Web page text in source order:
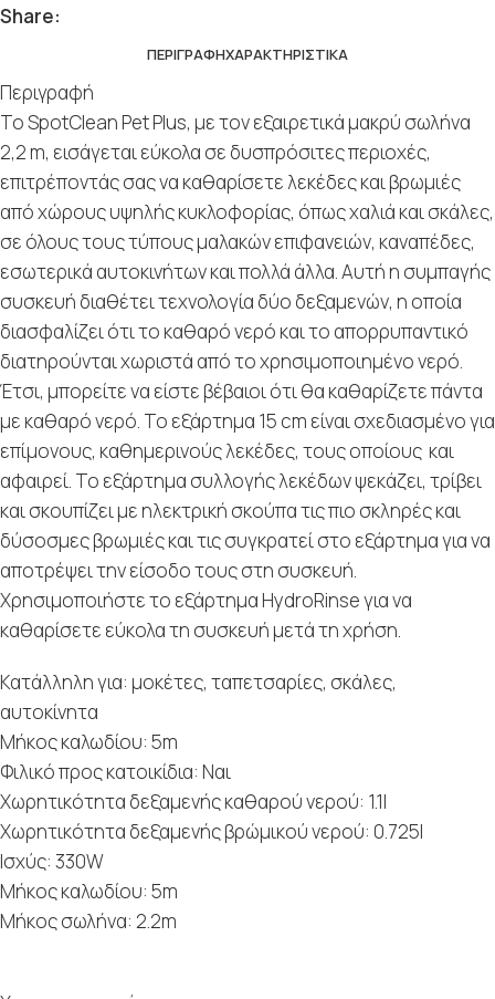
Share:
ΠΕΡΙΓΡΑΦΉΧΑΡΑΚΤΗΡΙΣΤΙΚΆ
Περιγραφή
Το SpotClean Pet Plus, με τον εξαιρετικά μακρύ σωλήνα
2,2 m, εισάγεται εύκολα σε δυσπρόσιτες περιοχές,
επιτρέποντάς σας να καθαρίσετε λεκέδες και βρωμιές
από χώρους υψηλής κυκλοφορίας, όπως χαλιά και σκάλες,
σε όλους τους τύπους μαλακών επιφανειών, καναπέδες,
εσωτερικά αυτοκινήτων και πολλά άλλα. Αυτή η συμπαγής
συσκευή διαθέτει τεχνολογία δύο δεξαμενών, η οποία
διασφαλίζει ότι το καθαρό νερό και το απορρυπαντικό
διατηρούνται χωριστά από το χρησιμοποιημένο νερό.
Έτσι, μπορείτε να είστε βέβαιοι ότι θα καθαρίζετε πάντα
με καθαρό νερό. Το εξάρτημα 15 cm είναι σχεδιασμένο για
επίμονους, καθημερινούς λεκέδες, τους οποίους και
αφαιρεί. Το εξάρτημα συλλογής λεκέδων ψεκάζει, τρίβει
και σκουπίζει με ηλεκτρική σκούπα τις πιο σκληρές και
δύσοσμες βρωμιές και τις συγκρατεί στο εξάρτημα για να
αποτρέψει την είσοδο τους στη συσκευή.
Χρησιμοποιήστε το εξάρτημα HydroRinse για να
καθαρίσετε εύκολα τη συσκευή μετά τη χρήση.
Κατάλληλη για: μοκέτες, ταπετσαρίες, σκάλες,
αυτοκίνητα
Μήκος καλωδίου: 5m
Φιλικό προς κατοικίδια: Ναι
Χωρητικότητα δεξαμενής καθαρού νερού: 1.1l
Χωρητικότητα δεξαμενής βρώμικού νερού: 0.725l
Ισχύς: 330W
Μήκος καλωδίου: 5m
Μήκος σωλήνα: 2.2m